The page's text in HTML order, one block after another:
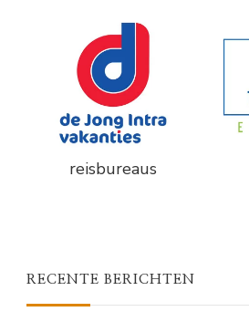
reisbureaus
RECENTE BERICHTEN